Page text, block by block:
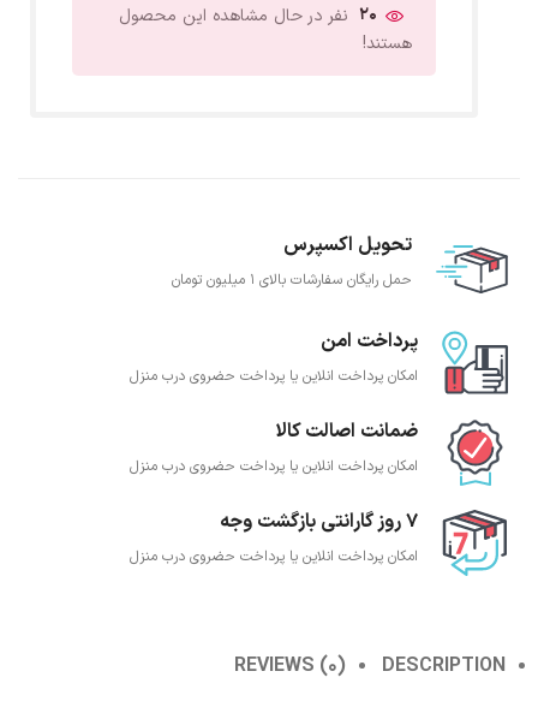
20 نفر در حال مشاهده این محصول
هستند!
تحویل اکسپرس
حمل رایگان سفارشات بالای 1 میلیون تومان
پرداخت امن
امکان پرداخت انلاین یا پرداخت حضروی درب منزل
ضمانت اصالت کالا
امکان پرداخت انلاین یا پرداخت حضروی درب منزل
7 روز گارانتی بازگشت وجه
امکان پرداخت انلاین یا پرداخت حضروی درب منزل
DESCRIPTION
REVIEWS (0)